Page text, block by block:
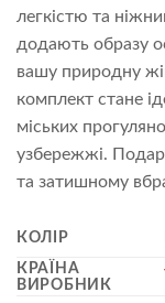
легкістю та
додають образу
вашу природну
комплект стане
міських
узбережжі.
та затишному
КОЛІР
КРАЇНА
ВИРОБНИК